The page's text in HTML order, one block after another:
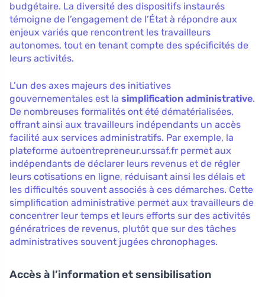
budgétaire. La diversité des dispositifs instaurés
témoigne de l’engagement de l’État à répondre aux
enjeux variés que rencontrent les travailleurs
autonomes, tout en tenant compte des spécificités de
leurs activités.
L’un des axes majeurs des initiatives
gouvernementales est la simplification administrative.
De nombreuses formalités ont été dématérialisées,
offrant ainsi aux travailleurs indépendants un accès
facilité aux services administratifs. Par exemple, la
plateforme autoentrepreneur.urssaf.fr permet aux
indépendants de déclarer leurs revenus et de régler
leurs cotisations en ligne, réduisant ainsi les délais et
les difficultés souvent associés à ces démarches. Cette
simplification administrative permet aux travailleurs de
concentrer leur temps et leurs efforts sur des activités
génératrices de revenus, plutôt que sur des tâches
administratives souvent jugées chronophages.
Accès à l’information et sensibilisation